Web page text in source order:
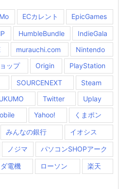
ECカレント EpicGames
HumbleBundle
IndieGala
murauchi.com
Nintendo
ップ Origin PlayStation
SOURCENEXT
Steam
Twitter
Uplay
Yahoo! くまポン
みんなの銀行 イオシス
ノジマ パソコンSHOPアーク
電機 ローソン 楽天